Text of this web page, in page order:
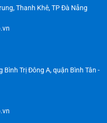
Thanh Khê, TP Đà Nẵng
Trị Đông A, quận Bình Tân -